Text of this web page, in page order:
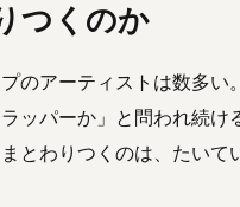
つくのか
のアーティストは数多い
ラッパーか」と問われ続け
とわりつくのは、たいて